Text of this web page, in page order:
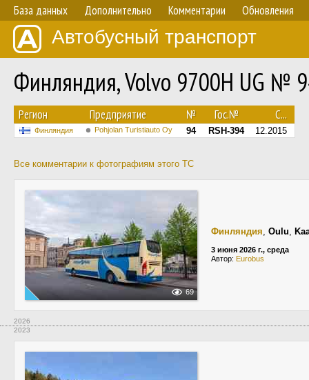
База данных Дополнительно Комментарии Обновления
Автобусный транспорт
Финляндия, Volvo 9700H UG №
Регион Предприятие № Гос.№ С...
Финляндия Pohjolan Turistiauto Oy 94 RSH-394 12.2015
Все комментарии к фотографиям этого ТС
69
Финляндия, Oulu,
3 июня 2026 г., среда
Автор: Eurobus
2026
2023